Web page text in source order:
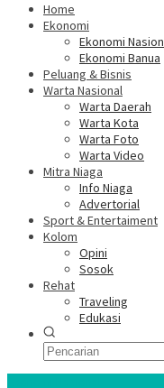
Home
Ekonomi
Ekonomi
Ekonomi Banua
Peluang & Bisnis
Warta Nasional
Warta Daerah
Warta Kota
Warta Foto
Warta Video
Mitra Niaga
Info Niaga
Advertorial
Sport & Entertaiment
Kolom
Opini
Sosok
Rehat
Traveling
Edukasi